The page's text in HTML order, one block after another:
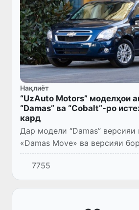
Нақлиёт
“UzAuto Motors” моделҳои
“Damas” ва “Cobalt”-ро
кард
Дар модели “Damas”
«Damas Move» ва версияи
Max» пешниҳод мешавад.
“Cobalt” бо 12 имконияти нав,
моделҳои қаблӣ набуданд,
7755